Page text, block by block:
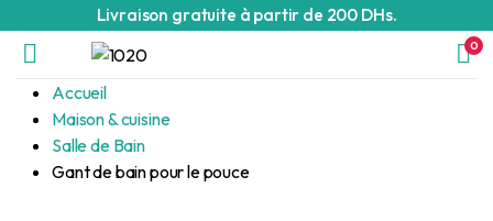
Livraison gratuite à partir de 200 DHs.
0
Accueil
Maison & cuisine
Salle de Bain
Gant de bain pour le pouce